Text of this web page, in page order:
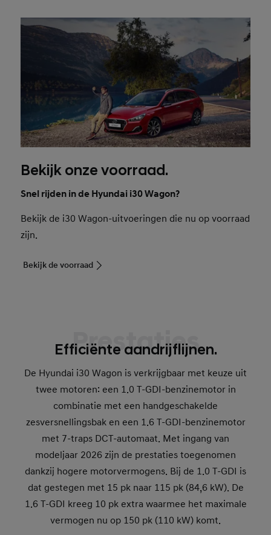
Bekijk onze voorraad.
Snel rijden in de Hyundai i30 Wagon?
Bekijk de i30 Wagon-uitvoeringen die nu op voorraad
zijn.
Bekijk de voorraad
Prestaties
Efficiënte aandrijflijnen.
De Hyundai i30 Wagon is verkrijgbaar met keuze uit
twee motoren: een 1.0 T-GDI-benzinemotor in
combinatie met een handgeschakelde
zesversnellingsbak en een 1.6 T-GDI-benzinemotor
met 7-traps DCT-automaat. Met ingang van
modeljaar 2026 zijn de prestaties toegenomen
dankzij hogere motorvermogens. Bij de 1.0 T-GDI is
dat gestegen met 15 pk naar 115 pk (84,6 kW). De
1.6 T-GDI kreeg 10 pk extra waarmee het maximale
vermogen nu op 150 pk (110 kW) komt.